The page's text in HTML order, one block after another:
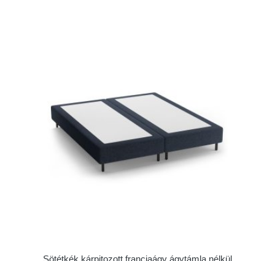
Sötétkék kárpitozott franciaágy ágytámla nélkül